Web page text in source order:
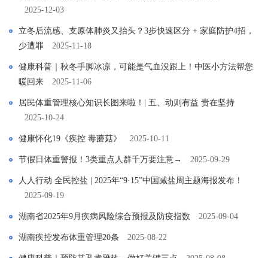
2025-12-03
立冬后流感、支原体肺炎又抬头？3步快速区分 + 家庭防护4招，
少遭罪
2025-11-18
健康科普｜秋冬手脚冰凉，可能是气血没跟上！中医小方法帮您
暖回来
2025-11-06
居民体重管理核心知识长图来啦！| 五、动则有益 贵在坚持
2025-10-24
健康怀化19《疾控 毒蘑菇》 2025-10-11
节假日体重警报！3类重点人群千万要注意→ 2025-09-29
人人行动 全民控盐 | 2025年“9·15”中国减盐周主题海报发布！
2025-09-19
湖南省2025年9月疾病风险综合预报及防疫指数 2025-09-04
湖南疾控发布体重管理20条 2025-08-22